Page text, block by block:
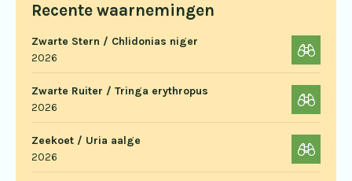
Recente waarnemingen
Zwarte Stern / Chlidonias niger
2026
Zwarte Ruiter / Tringa erythropus
2026
Zeekoet / Uria aalge
2026